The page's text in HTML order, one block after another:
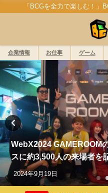
「BCGを全力で楽しむ！」
企業情報 お仕事 ゲーム
WebX2024 GAMEROOM
スに約3,500人の来場者を
2024年9月19日